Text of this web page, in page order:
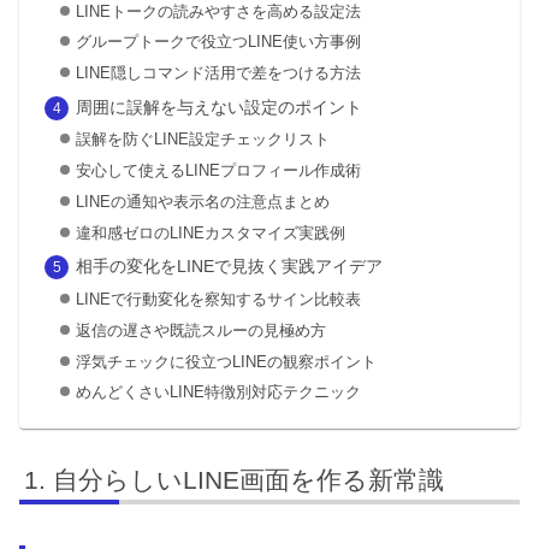
LINEトークの読みやすさを高める設定法
グループトークで役立つLINE使い方事例
LINE隠しコマンド活用で差をつける方法
周囲に誤解を与えない設定のポイント
誤解を防ぐLINE設定チェックリスト
安心して使えるLINEプロフィール作成術
LINEの通知や表示名の注意点まとめ
違和感ゼロのLINEカスタマイズ実践例
相手の変化をLINEで見抜く実践アイデア
LINEで行動変化を察知するサイン比較表
返信の遅さや既読スルーの見極め方
浮気チェックに役立つLINEの観察ポイント
めんどくさいLINE特徴別対応テクニック
自分らしいLINE画面を作る新常識